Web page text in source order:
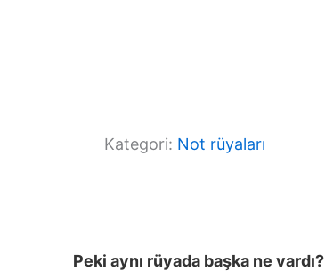
Kategori: Not rüyaları
Peki aynı rüyada başka ne vardı?